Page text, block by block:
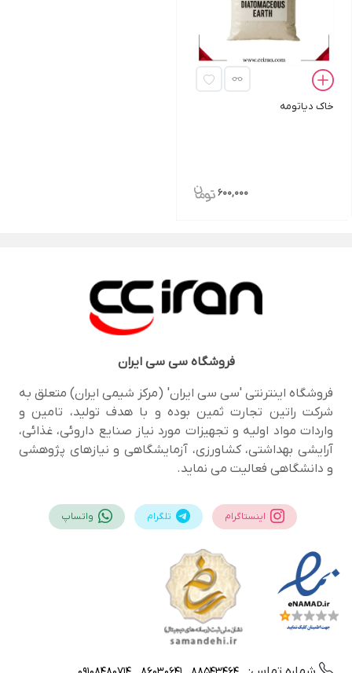
خاک دیاتومه
600,000
فروشگاهسی سی ایران
فروشگاه اینترنتی 'سی سی ایران' (مرکز شیمی ایران) متعلق به
شرکت راتین تجارت ثمین بوده و با هدف تولید، تامین و
واردات مواد اولیه و تجهیزات مورد نیاز صنایع داروئی، غذائی،
آرایشی بهداشتی، کشاورزی، آزمایشگاهی و نیازهای پژوهشی
و دانشگاهی فعالیت می نماید.
اینستاگرام تلگرام واتساپ